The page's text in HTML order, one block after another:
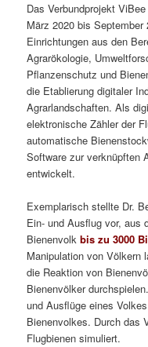
Das Verbundprojekt
März 2020 bis
Einrichtungen aus den
Agrarökologie,
Pflanzenschutz und
die Etablierung digitaler
Agrarlandschaften. Als
elektronische Zähler der
automatische
Software zur verknüpften
entwickelt.
Exemplarisch stellte Dr.
Ein- und Ausflug vor, aus
Bienenvolkbis zu 3000
Manipulation von Völkern
die Reaktion von
Bienenvölker
und Ausflüge eines
Bienenvolkes. Durch das
Flugbienen simuliert.